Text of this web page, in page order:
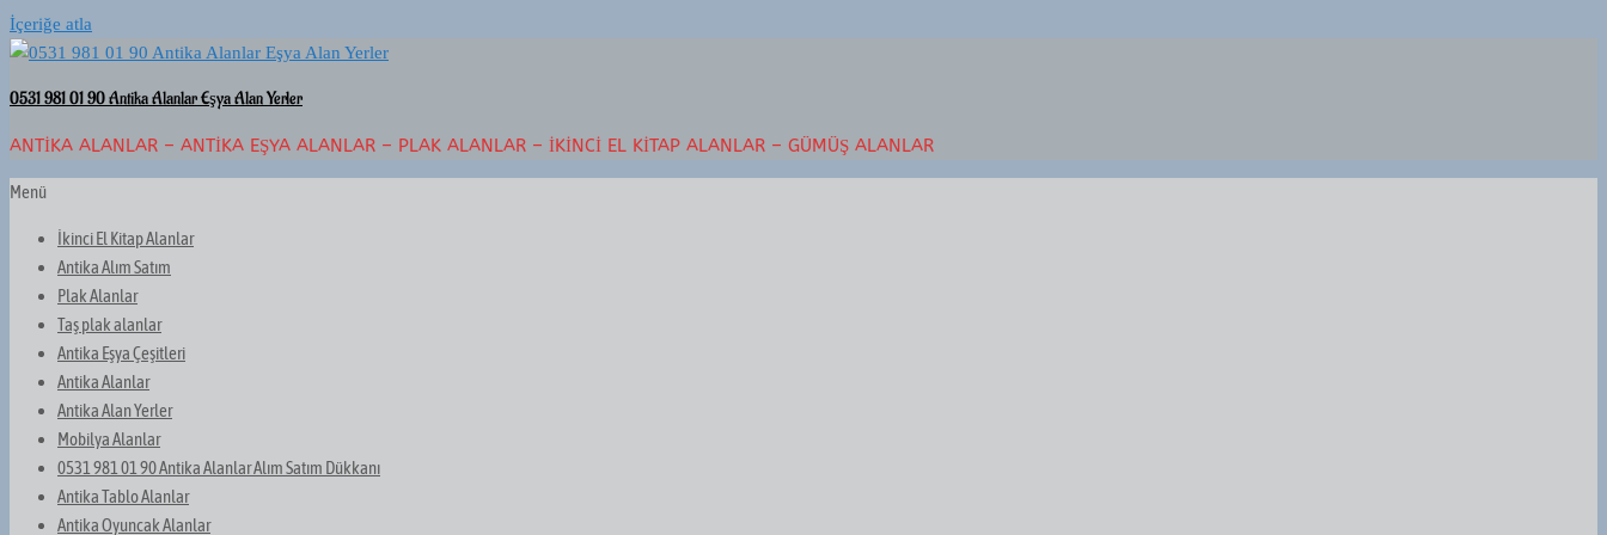
İçeriğe atla
0531 981 01 90 Antika Alanlar Eşya Alan Yerler
ANTIKA ALANLAR – ANTIKA EŞYA ALANLAR – PLAK ALANLAR – İKINCI EL KITAP ALANLAR – GÜMÜŞ ALANLAR
Menü
İkinci El Kitap Alanlar
Antika Alım Satım
Plak Alanlar
Taş plak alanlar
Antika Eşya Çeşitleri
Antika Alanlar
Antika Alan Yerler
Mobilya Alanlar
0531 981 01 90 Antika Alanlar Alım Satım Dükkanı
Antika Tablo Alanlar
Antika Oyuncak Alanlar